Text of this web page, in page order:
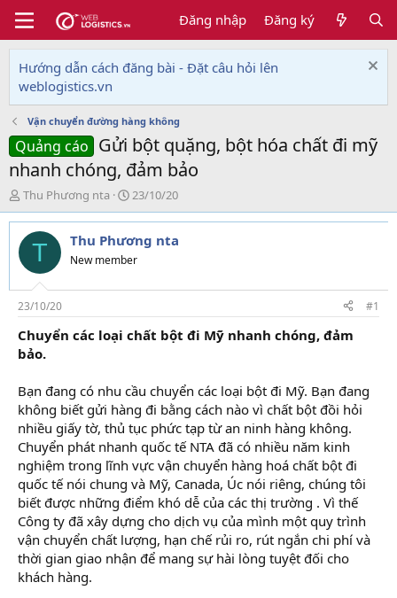
Đăng nhập Đăng ký
Hướng dẫn cách đăng bài - Đặt câu hỏi lên
weblogistics.vn
Vận chuyển đường hàng không
Quảng cáo Gửi bột quặng, bột hóa chất đi mỹ
nhanh chóng, đảm bảo
T
h
r
e
d
s
t
a
r
t
r
Thu Phương nta
N
g
à
y
g
i
23/10/20
T Thu Phương nta
New member
23/10/20 #1
Chuyển các loại chất bột đi Mỹ nhanh chóng, đảm
bảo.
Bạn đang có nhu cầu chuyển các loại bột đi Mỹ. Bạn đang
không biết gửi hàng đi bằng cách nào vì chất bột đồi hỏi
nhiều giấy tờ, thủ tục phức tạp từ an ninh hàng không.
Chuyển phát nhanh quốc tế NTA đã có nhiều năm kinh
nghiệm trong lĩnh vực vận chuyển hàng hoá chất bột đi
quốc tế nói chung và Mỹ, Canada, Úc nói riêng, chúng tôi
biết được những điểm khó dễ của các thị trường . Vì thế
Công ty đã xây dựng cho dịch vụ của mình một quy trình
vận chuyển chất lượng, hạn chế rủi ro, rút ngắn chi phí và
thời gian giao nhận để mang sự hài lòng tuyệt đối cho
khách hàng.